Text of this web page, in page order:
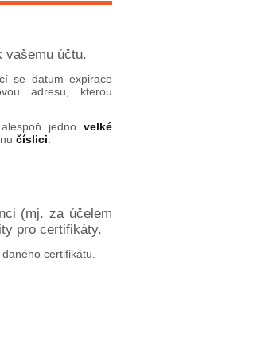
vašemu účtu.
se datum expirace
adresu, kterou
jedno velké
číslici
(mj. za účelem
pro certifikáty.
certifikátu.